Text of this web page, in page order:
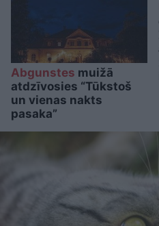
Abgunstes muižā
atdzīvosies “Tūkstoš
un vienas nakts
pasaka”